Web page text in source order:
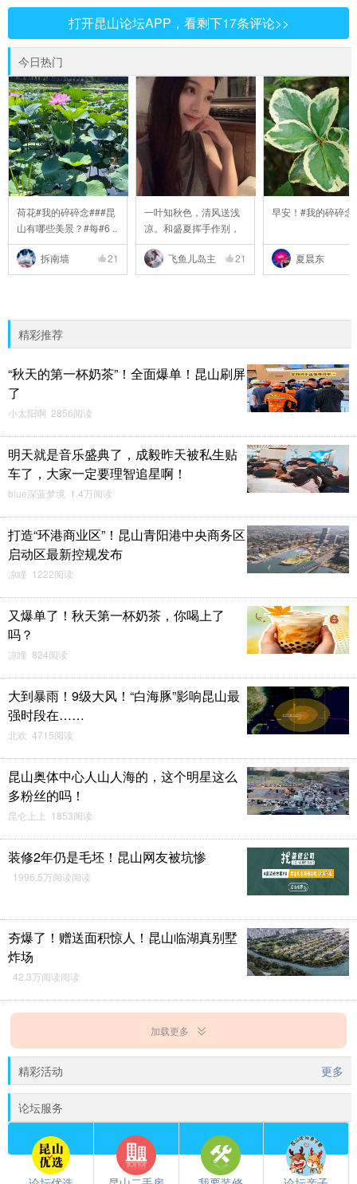
打开昆山论坛APP，看剩下17条评论>>
今日热门
荷花#我的碎碎念###昆
山有哪些美景？#每#6 ..
拆南墙 21
一叶知秋色，清风送浅
凉。和盛夏挥手作别，
..
飞鱼儿岛主
21
早安！#我的碎碎念
夏晨东
精彩推荐
“秋天的第一杯奶茶”！全面爆单！昆山刷屏
了
小太阳啊 2856阅读
明天就是音乐盛典了，成毅昨天被私生贴
车了，大家一定要理智追星啊！
blue深蓝梦境 1.4万阅读
打造“环港商业区”！昆山青阳港中央商务区
启动区最新控规发布
凉瞳 1222阅读
又爆单了！秋天第一杯奶茶，你喝上了
吗？
凉瞳 824阅读
大到暴雨！9级大风！“白海豚”影响昆山最
强时段在……
北欢 4715阅读
昆山奥体中心人山人海的，这个明星这么
多粉丝的吗！
昆仑上上 1853阅读
装修2年仍是毛坯！昆山网友被坑惨
1996.5万阅读阅读
夯爆了！赠送面积惊人！昆山临湖真别墅
炸场
42.3万阅读阅读
加载更多
精彩活动 更多
论坛服务